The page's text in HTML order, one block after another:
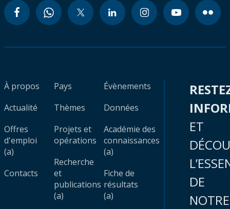
À propos
Actualité
Offres
d'emploi
(a)
Contacts
Pays
Thèmes
Projets et
opérations
Recherche
et
publications
(a)
Évènements
Données
Académie des
connaissances
(a)
Fiche de
résultats
(a)
ET
DE
NOTRE